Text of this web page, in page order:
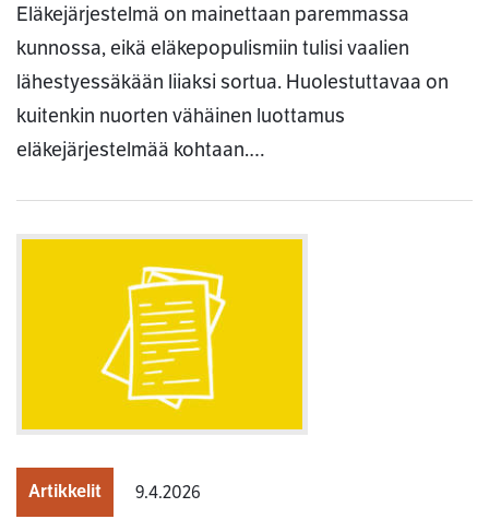
Eläkejärjestelmä on mainettaan paremmassa
kunnossa, eikä eläkepopulismiin tulisi vaalien
lähestyessäkään liiaksi sortua. Huolestuttavaa on
kuitenkin nuorten vähäinen luottamus
eläkejärjestelmää kohtaan.…
Artikkelit 9.4.2026